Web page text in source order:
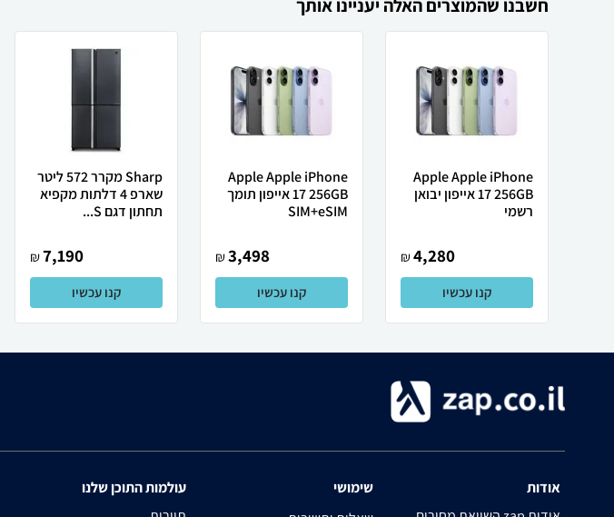
חשבנו שהמוצרים האלה יעניינו אותך
Apple Apple iPhone
17 256GB אייפון יבואן
רשמי
4,280
₪
קנו עכשיו
Apple Apple iPhone
17 256GB אייפון תומך
SIM+eSIM
3,498
₪
קנו עכשיו
Sharp מקרר 572 ליטר
שארפ 4 דלתות מקפיא
תחתון דגם S...
7,190
₪
קנו עכשיו
אודות
שימושי
עולמות התוכן שלנו